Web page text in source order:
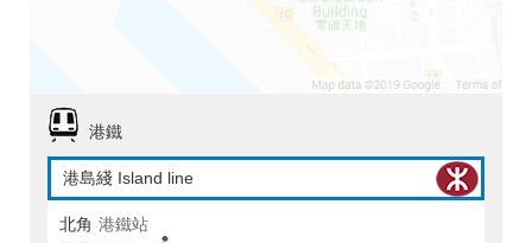
港鐵
港島綫 Island line
北角 港鐵站